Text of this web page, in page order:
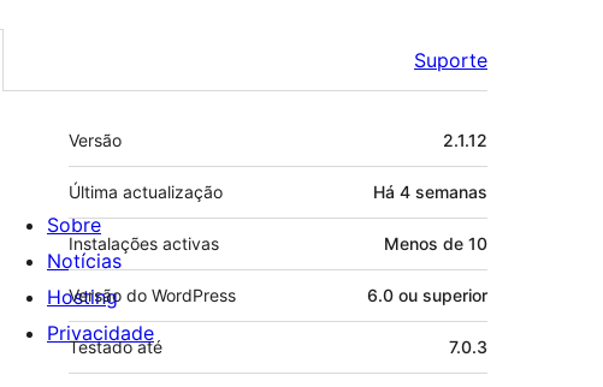
Suporte
Metadados
Versão 2.1.12
Última actualização Há 4 semanas
Instalações activas Menos de 10
Versão do WordPress 6.0 ou superior
Testado até 7.0.3
Sobre
Notícias
Hosting
Privacidade